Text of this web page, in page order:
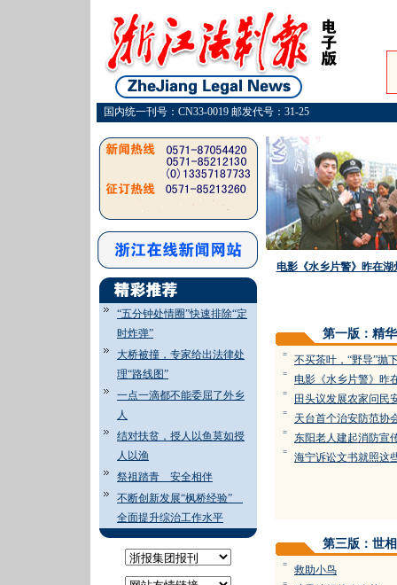
国内统一刊号：CN33-0019 邮发代号：31-25
“五分钟处情圈”快速排除“定
时炸弹”
大桥被撞，专家给出法律处
理“路线图”
一点一滴都不能委屈了外乡
人
结对扶贫，授人以鱼莫如授
人以渔
祭祖踏青 安全相伴
不断创新发展“枫桥经验”
全面提升综治工作水平
电影《水乡片警》昨在湖
第一版：精
= 不买茶叶，“野导”抛
= 电影《水乡片警》昨
= 田头议发展农家问民
= 天台首个治安防范协
= 东阳老人建起消防宣
= 海宁诉讼文书就照这
第三版：世相
= 救助小鸟